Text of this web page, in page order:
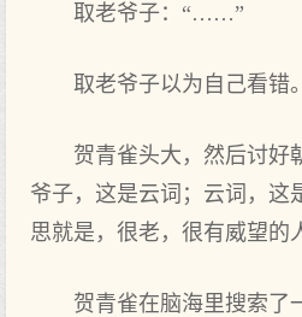
取老爷子：“……”
取老爷子以为自己看错。
贺青雀头大，然后讨好
爷子，这是云词；云词，这
思就是，很老，很有威望
贺青雀在脑海里搜索了